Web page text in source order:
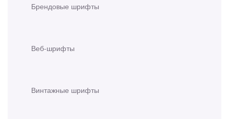
Брендовые шрифты
Веб-шрифты
Винтажные шрифты